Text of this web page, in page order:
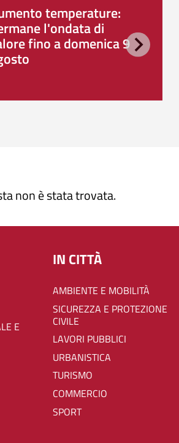
temperature:
l'ondata di
fino a domenica 9
non è stata trovata.
IN CITTÀ
AMBIENTE E MOBILITÀ
SICUREZZA E PROTEZIONE
CIVILE
LAVORI PUBBLICI
URBANISTICA
TURISMO
COMMERCIO
SPORT